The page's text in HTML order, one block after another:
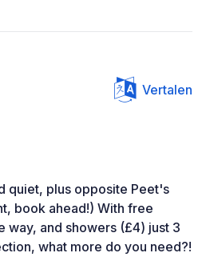
Vertalen
quiet, plus opposite Peet's
book ahead!) With free
way, and showers (£4) just 3
what more do you need?!